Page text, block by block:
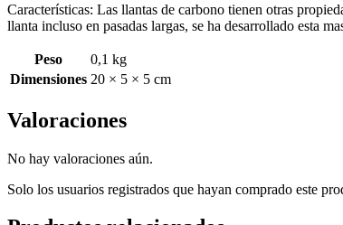
Características: Las llantas de carbono tienen otras
llanta incluso en pasadas largas, se ha desarrollado esta
Peso
0,1 kg
Dimensiones 20 × 5 × 5 cm
Valoraciones
No hay valoraciones aún.
Solo los usuarios registrados que hayan comprado este